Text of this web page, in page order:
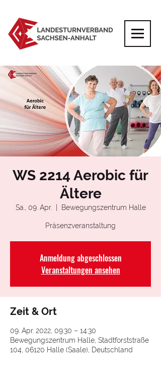
WS 2214 Aerobic für
Ältere
Sa., 09. Apr. Bewegungszentrum Halle
Präsenzveranstaltung
Anmeldung abgeschlossen
Veranstaltungen ansehen
Zeit & Ort
09. Apr. 2022, 09:30 – 14:30
Bewegungszentrum Halle, Stadtforststraße
104, 06120 Halle (Saale), Deutschland